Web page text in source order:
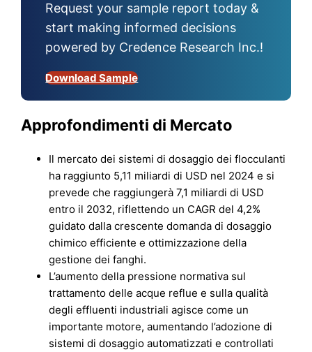
Request your sample report today &
start making informed decisions
powered by Credence Research Inc.!
Download Sample
Approfondimenti di Mercato
Il mercato dei sistemi di dosaggio dei flocculanti
ha raggiunto 5,11 miliardi di USD nel 2024 e si
prevede che raggiungerà 7,1 miliardi di USD
entro il 2032, riflettendo un CAGR del 4,2%
guidato dalla crescente domanda di dosaggio
chimico efficiente e ottimizzazione della
gestione dei fanghi.
L’aumento della pressione normativa sul
trattamento delle acque reflue e sulla qualità
degli effluenti industriali agisce come un
importante motore, aumentando l’adozione di
sistemi di dosaggio automatizzati e controllati